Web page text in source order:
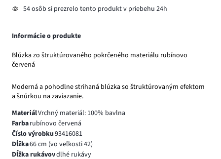
54 osôb si prezrelo tento produkt v priebehu 24h
Informácie o produkte
Blúzka zo štruktúrovaného pokrčeného materiálu rubínovo
červená
Moderná a pohodlne strihaná blúzka so štruktúrovaným efektom
a šnúrkou na zaviazanie.
MateriálVrchný materiál: 100% bavlna
Farbarubínovo červená
Číslo výrobku93416081
Dĺžka66 cm (vo veľkosti 42)
Dĺžka rukávovdlhé rukávy